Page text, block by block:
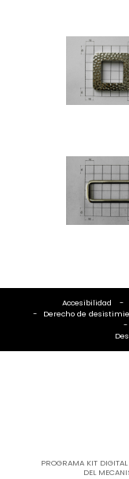
Accesibilidad
Derecho de
PROGRAMA KIT
DEL